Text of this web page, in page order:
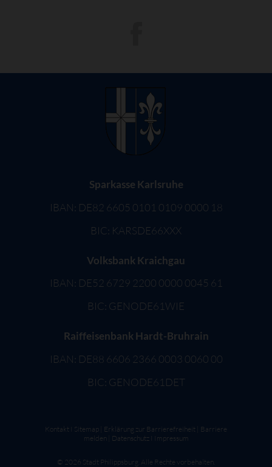
Sparkasse Karlsruhe
IBAN: DE82 6605 0101 0109 0000 18
BIC: KARSDE66XXX
Volksbank Kraichgau
IBAN: DE52 6729 2200 0000 0045 61
BIC: GENODE61WIE
Raiffeisenbank Hardt-Bruhrain
IBAN: DE88 6606 2366 0003 0060 00
BIC: GENODE61DET
© 2026 Stadt Philippsburg. Alle Rechte vorbehalten.
Kontakt Sitemap Erklärung zur Barrierefreiheit Barriere
melden
DatenschutzI Impressum